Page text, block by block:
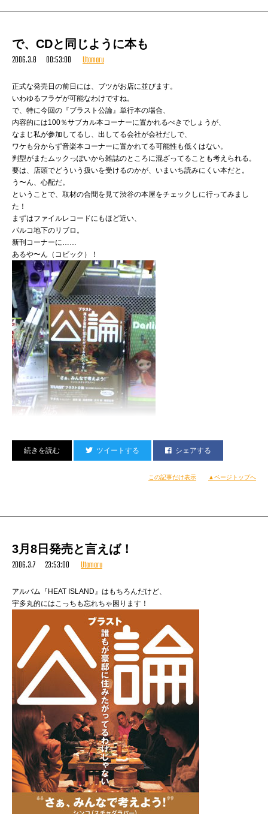
で、CDと同じように本も
2006.3.8 00:53:00 Utamaru
正式な発売日の前日には、ブツがお店に並びます。
いわゆるフラゲが可能なわけですね。
で、特に今回の『ブラスト公論』単行本の場合、
内容的には100％サブカル本コーナーに置かれるべきでしょうが、
なまじ私が参加してるし、出してる会社が会社だしで、
ワケも分からず音楽本コーナーに置かれてる可能性も低くはない。
判型がまたムックっぽいから雑誌のところに混ざってることも考えられる。
要は、店頭でどういう扱いを受けるのかが、いまいち読みにくい本だと。
う〜ん、心配だ。
ということで、取材の合間を見て渋谷の本屋をチェックしに行ってみまし
た！
まずはファイルレコードにもほど近い、
パルコ地下のリブロ。
新刊コーナーに……
あるや〜ん（コビック）！
ここはやはりシンコちゃんコメントのサブカル神通力が効いたか？
新刊コーナーに……
ないね。他はベストセラー的なのばっかりだったのでここはちょっと無理
ありました。
しかも宇多丸出演表紙三連発！
ツイートする シェアする
この記事だけ表示 ▲ページトップへ
3月8日発売と言えば！
2006.3.7 23:53:00 Utamaru
アルバム『HEAT ISLAND』はもちろんだけど、
宇多丸的にはこっちも忘れちゃ困ります！